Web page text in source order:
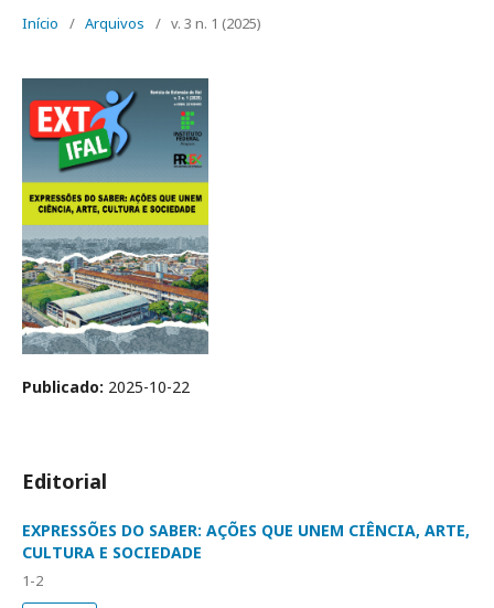
Início / Arquivos / v. 3 n. 1 (2025)
Publicado: 2025-10-22
Editorial
EXPRESSÕES DO SABER: AÇÕES QUE UNEM CIÊNCIA, ARTE,
CULTURA E SOCIEDADE
1-2